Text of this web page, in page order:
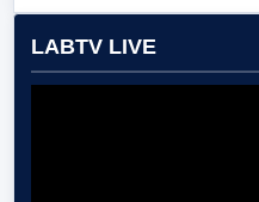
LABTV LIVE